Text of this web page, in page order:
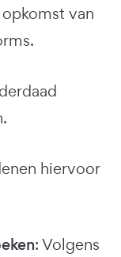
van
hiervoor
: Volgens